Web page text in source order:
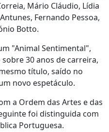
Mário Cláudio, Lídia
Fernando Pessoa,
Botto.
"Animal Sentimental",
30 anos de carreira,
título, saído no
novo espetáculo.
a Ordem das Artes e das
foi distinguida com
Portuguesa.